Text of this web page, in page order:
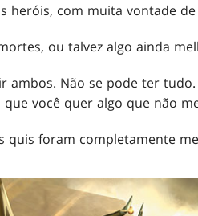
heróis, com muita vontade
ou talvez algo ainda
ambos. Não se pode ter
você quer algo que não
quis foram completamente